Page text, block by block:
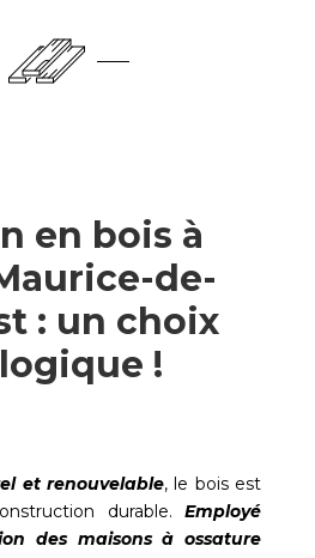
en bois à
de-
: un choix
!
et renouvelable, le bois est
durable.Employé
des maisons à ossature